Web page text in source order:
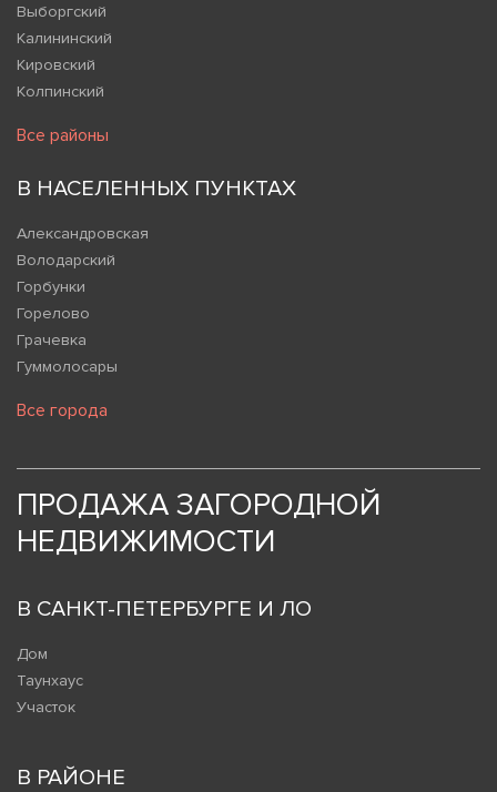
Выборгский
Калининский
Кировский
Колпинский
Все районы
В НАСЕЛЕННЫХ ПУНКТАХ
Александровская
Володарский
Горбунки
Горелово
Грачевка
Гуммолосары
Все города
ПРОДАЖА ЗАГОРОДНОЙ
НЕДВИЖИМОСТИ
В САНКТ-ПЕТЕРБУРГЕ И ЛО
Дом
Таунхаус
Участок
В РАЙОНЕ